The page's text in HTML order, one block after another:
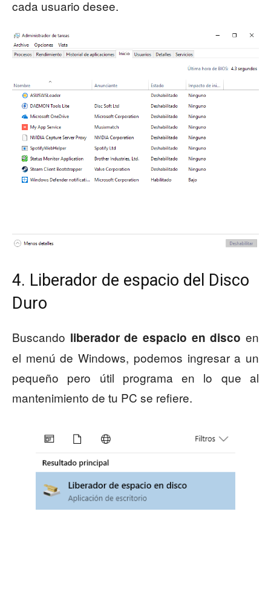
cada usuario desee.
4. Liberador de espacio del Disco
Duro
Buscando liberador de espacio en disco en
el menú de Windows, podemos ingresar a un
pequeño pero útil programa en lo que al
mantenimiento de tu PC se refiere.